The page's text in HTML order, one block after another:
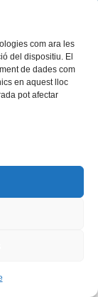
com ara les
del dispositiu. El
de dades com
en aquest lloc
pot afectar
LinkedIn